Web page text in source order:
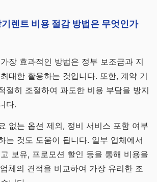
렌트 비용 절감 방법은 무엇인가
장 효과적인 방법은 정부 보조금과 지
대한 활용하는 것입니다. 또한, 계약 기
절히 조절하여 과도한 비용 부담을 방지
다.
없는 옵션 제외, 정비 서비스 포함 여부
는 것도 도움이 됩니다. 일부 업체에서
보유, 프로모션 할인 등을 통해 비용을
체의 견적을 비교하여 가장 유리한 조